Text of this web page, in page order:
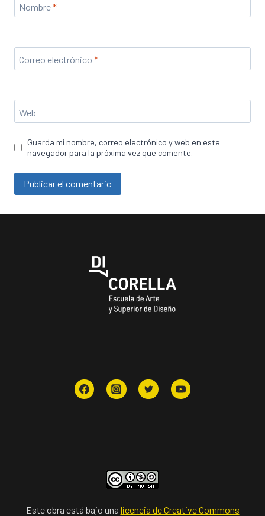
Nombre*
Correo electrónico *
Web
Guarda mi nombre, correo electrónico y web en este
navegador para la próxima vez que comente.
Este obra está bajo una licencia de Creative Commons